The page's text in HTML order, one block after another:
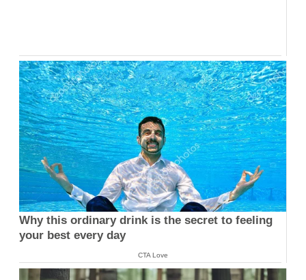
Why this ordinary drink is the secret to feeling
your best every day
CTA Love